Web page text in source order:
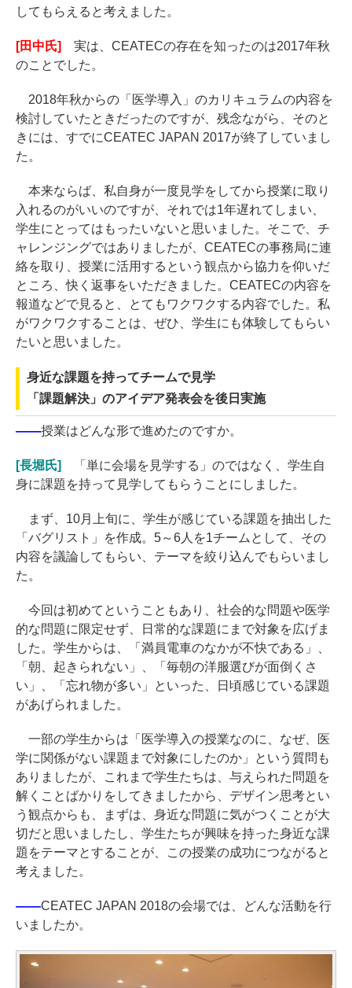
してもらえると考えました。
[田中氏]
実は、CEATECの存在を知ったのは2017年秋
のことでした。
2018年秋からの「医学導入」のカリキュラムの内容を
検討していたときだったのですが、残念ながら、そのと
きには、すでにCEATEC JAPAN 2017が終了していまし
た。
本来ならば、私自身が一度見学をしてから授業に取り
入れるのがいいのですが、それでは1年遅れてしまい、
学生にとってはもったいないと思いました。そこで、チ
ャレンジングではありましたが、CEATECの事務局に連
絡を取り、授業に活用するという観点から協力を仰いだ
ところ、快く返事をいただきました。CEATECの内容を
報道などで見ると、とてもワクワクする内容でした。私
がワクワクすることは、ぜひ、学生にも体験してもらい
たいと思いました。
身近な課題を持ってチームで見学
「課題解決」のアイデア発表会を後日実施
――授業はどんな形で進めたのですか。
[長堀氏]
「単に会場を見学する」のではなく、学生自
身に課題を持って見学してもらうことにしました。
まず、10月上旬に、学生が感じている課題を抽出した
「バグリスト」を作成。5～6人を1チームとして、その
内容を議論してもらい、テーマを絞り込んでもらいまし
た。
今回は初めてということもあり、社会的な問題や医学
的な問題に限定せず、日常的な課題にまで対象を広げま
した。学生からは、「満員電車のなかが不快である」、
「朝、起きられない」、「毎朝の洋服選びが面倒くさ
い」、「忘れ物が多い」といった、日頃感じている課題
があげられました。
一部の学生からは「医学導入の授業なのに、なぜ、医
学に関係がない課題まで対象にしたのか」という質問も
ありましたが、これまで学生たちは、与えられた問題を
解くことばかりをしてきましたから、デザイン思考とい
う観点からも、まずは、身近な問題に気がつくことが大
切だと思いましたし、学生たちが興味を持った身近な課
題をテーマとすることが、この授業の成功につながると
考えました。
――CEATEC JAPAN 2018の会場では、どんな活動を行
いましたか。